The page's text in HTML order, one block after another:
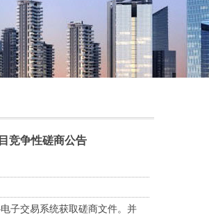
竞争性磋商公告
子交易系统获取磋商文件。并